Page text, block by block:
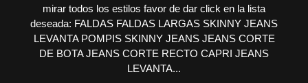
mirar todos los estilos favor de dar click en la lista
deseada: FALDAS FALDAS LARGAS SKINNY JEANS
LEVANTA POMPIS SKINNY JEANS JEANS CORTE
DE BOTA JEANS CORTE RECTO CAPRI JEANS
LEVANTA...